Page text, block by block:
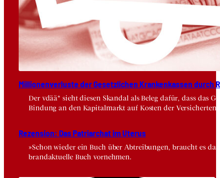
Mil­lio­nen­ver­lus­te der Gesetz­li­chen Kran­ken­kas­sen durch
Der vdää* sieht diesen Skandal als Beleg dafür, dass das
Bindung an den Kapitalmarkt auf Kosten der Versicherten.
Rezen­si­on: Das Patri­ar­chat im Ute­rus
»Schon wieder ein Buch über Abtreibungen, braucht es
brandaktuelle Buch vornehmen.